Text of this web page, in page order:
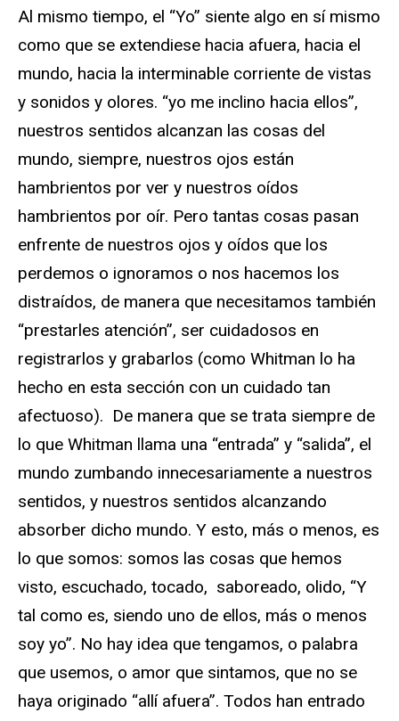
Al mismo tiempo, el “Yo” siente algo en sí mismo
como que se extendiese hacia afuera, hacia el
mundo, hacia la interminable corriente de vistas
y sonidos y olores. “yo me inclino hacia ellos”,
nuestros sentidos alcanzan las cosas del
mundo, siempre, nuestros ojos están
hambrientos por ver y nuestros oídos
hambrientos por oír. Pero tantas cosas pasan
enfrente de nuestros ojos y oídos que los
perdemos o ignoramos o nos hacemos los
distraídos, de manera que necesitamos también
“prestarles atención”, ser cuidadosos en
registrarlos y grabarlos (como Whitman lo ha
hecho en esta sección con un cuidado tan
afectuoso). De manera que se trata siempre de
lo que Whitman llama una “entrada” y “salida”, el
mundo zumbando innecesariamente a nuestros
sentidos, y nuestros sentidos alcanzando
absorber dicho mundo. Y esto, más o menos, es
lo que somos: somos las cosas que hemos
visto, escuchado, tocado, saboreado, olido, “Y
tal como es, siendo uno de ellos, más o menos
soy yo”. No hay idea que tengamos, o palabra
que usemos, o amor que sintamos, que no se
haya originado “allí afuera”. Todos han entrado